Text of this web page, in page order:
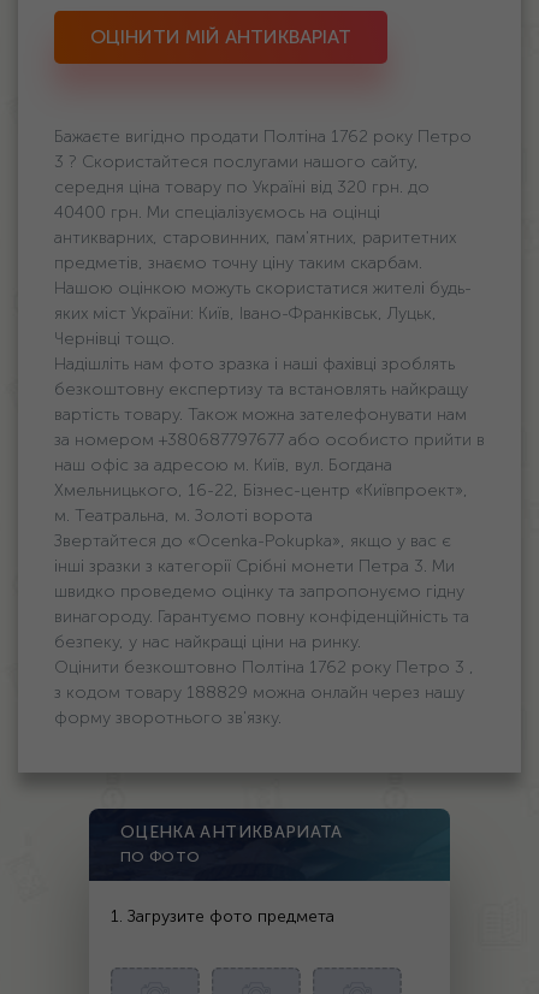
ОЦІНИТИ МІЙ АНТИКВАРІАТ
Бажаєте вигідно продати Полтіна 1762 року Петро
3 ? Скористайтеся послугами нашого сайту,
середня ціна товару по Україні від 320 грн. дo
40400 грн. Ми спеціалізуємось на оцінці
антикварних, старовинних, пам'ятних, раритетних
предметів, знаємо точну ціну таким скарбам.
Нашою оцінкою можуть скористатися жителі будь-
яких міст України: Київ, Івано-Франківськ, Луцьк,
Чернівці тощо.
Надішліть нам фото зразка і наші фахівці зроблять
безкоштовну експертизу та встановлять найкращу
вартість товару. Також можна зателефонувати нам
за номером +380687797677 або особисто прийти в
наш офіс за адресою м. Київ, вул. Богдана
Хмельницького, 16-22, Бізнес-центр «Київпроект»,
м. Театральна, м. Золоті ворота
Звертайтеся до «Ocenka-Pokupka», якщо у вас є
інші зразки з категорії Срібні монети Петра 3. Ми
швидко проведемо оцінку та запропонуємо гідну
винагороду. Гарантуємо повну конфіденційність та
безпеку, у нас найкращі ціни на ринку.
Оцінити безкоштовно Полтіна 1762 року Петро 3 ,
з кодом товару 188829 можна онлайн через нашу
форму зворотнього зв'язку.
ОЦЕНКА АНТИКВАРИАТА
ПО ФОТО
1. Загрузите фото предмета